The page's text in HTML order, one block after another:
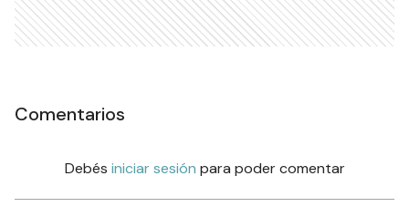
Comentarios
Debés iniciar sesión para poder comentar